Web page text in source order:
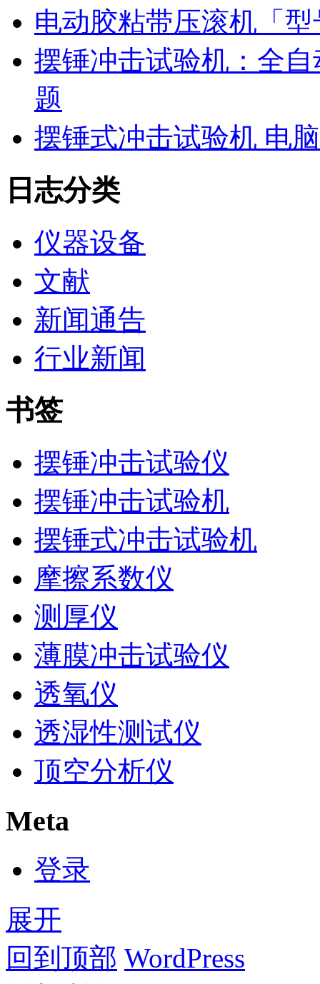
电动胶粘带压滚机「
摆锤冲击试验机：全
题
摆锤式冲击试验机 电
日志分类
仪器设备
文献
新闻通告
行业新闻
书签
摆锤冲击试验仪
摆锤冲击试验机
摆锤式冲击试验机
摩擦系数仪
测厚仪
薄膜冲击试验仪
透氧仪
透湿性测试仪
顶空分析仪
Meta
登录
展开
回到顶部 WordPress